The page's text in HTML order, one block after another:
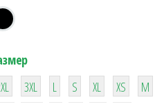
38 16
3XL
42
L
42
S
42
XL XS
М